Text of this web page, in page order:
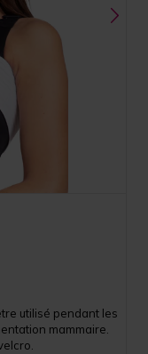
utilisé pendant les
mammaire.